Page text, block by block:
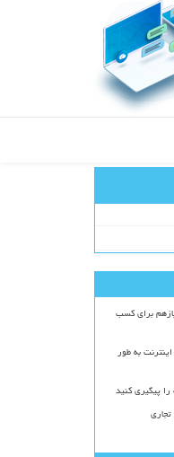
برای کسب
وعده دادند اینترنت به طور
پیگیری کنید